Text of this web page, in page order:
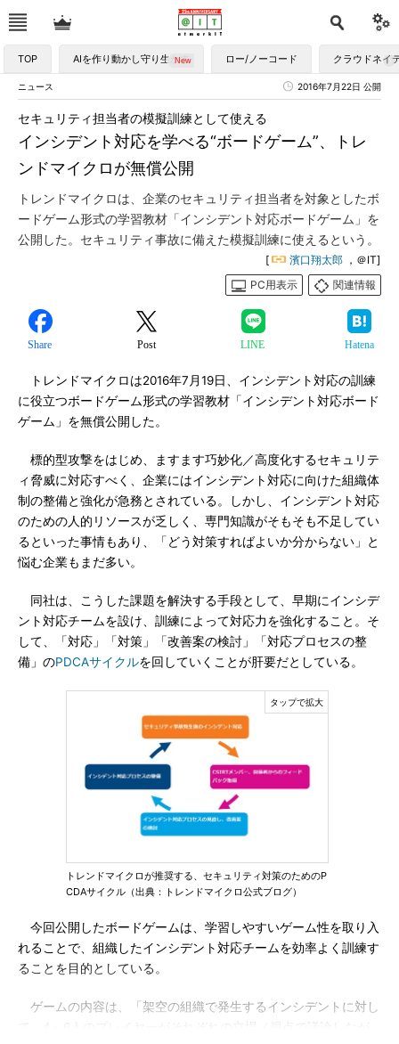
TOP AIを作り動かし守り生かす ロー/ノーコード クラウドネイ
ニュース 2016年7月22日 公開
インシデント対応を学べる“ボードゲーム”、トレ
ンドマイクロが無償公開
セキュリティ担当者の模擬訓練として使える
トレンドマイクロは、企業のセキュリティ担当者を対象としたボ
ードゲーム形式の学習教材「インシデント対応ボードゲーム」を
公開した。セキュリティ事故に備えた模擬訓練に使えるという。
[ 濱口翔太郎 ，＠IT]
PC用表示
関連情報
Share Post LINE Hatena
トレンドマイクロは2016年7月19日、インシデント対応の訓練
に役立つボードゲーム形式の学習教材「インシデント対応ボード
ゲーム」を無償公開した。
標的型攻撃をはじめ、ますます巧妙化／高度化するセキュリテ
ィ脅威に対応すべく、企業にはインシデント対応に向けた組織体
制の整備と強化が急務とされている。しかし、インシデント対応
のための人的リソースが乏しく、専門知識がそもそも不足してい
るといった事情もあり、「どう対策すればよいか分からない」と
悩む企業もまだ多い。
同社は、こうした課題を解決する手段として、早期にインシデ
ント対応チームを設け、訓練によって対応力を強化すること。そ
して、「対応」「対策」「改善案の検討」「対応プロセスの整
備」のPDCAサイクルを回していくことが肝要だとしている。
トレンドマイクロが推奨する、セキュリティ対策のためのP
CDAサイクル（出典：トレンドマイクロ公式ブログ）
今回公開したボードゲームは、学習しやすいゲーム性を取り入
れることで、組織したインシデント対応チームを効率よく訓練す
ることを目的としている。
ゲームの内容は、「架空の組織で発生するインシデントに対し
て、4～6人のプレイヤーがそれぞれの立場／視点で議論しなが